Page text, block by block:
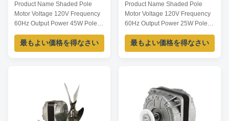
Product Name Shaded Pole
Motor Voltage 120V Frequency
60Hz Output Power 45W Pole /
AMPS 1.0A Speed 2800RPM
Capacitor / Insulation Class
Class B Power Factor / Other
Model Power /W Frequency /Hz
Speed /RPM Rated Current /A
Voltage /V YJF61/20 45 60 2800
最もよい価格を得なさい
Product Name Shaded Pole
Motor Voltage 120V Frequency
60Hz Output Power 25W Pole /
AMPS 0.78A Speed 2700RPM
Capacitor / Insulation Class
Class B Power Factor / Other
Speed /RPM Rated Current /A
Voltage /V YJF61/16 25 60 2700
最もよい価格を得なさい